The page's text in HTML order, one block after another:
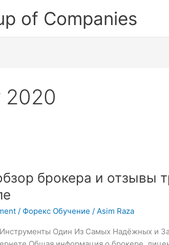
of Companies
2020
брокера и отзывы
/ Форекс Обучение /Asim Raza
Инструменты Один Из Самых Надёжных и